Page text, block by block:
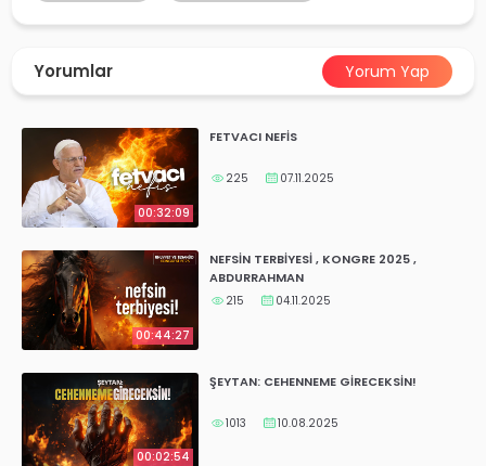
Yorumlar Yorum Yap
00:32:09
FETVACI NEFİS
225 07.11.2025
00:44:27
NEFSİN TERBİYESİ , KONGRE 2025 ,
ABDURRAHMAN
215 04.11.2025
00:02:54
ŞEYTAN: CEHENNEME GİRECEKSİN!
1013 10.08.2025